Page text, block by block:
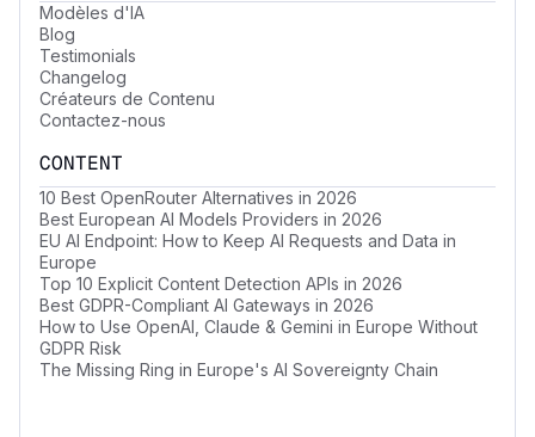
Modèles d'IA
Blog
Testimonials
Changelog
Créateurs de Contenu
Contactez-nous
CONTENT
10 Best OpenRouter Alternatives in 2026
Best European AI Models Providers in 2026
EU AI Endpoint: How to Keep AI Requests and Data in
Europe
Top 10 Explicit Content Detection APIs in 2026
Best GDPR-Compliant AI Gateways in 2026
How to Use OpenAI, Claude & Gemini in Europe Without
GDPR Risk
The Missing Ring in Europe's AI Sovereignty Chain